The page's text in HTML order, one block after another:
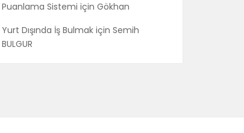
Puanlama Sistemi için Gökhan
Yurt Dışında İş Bulmak için Semih
BULGUR